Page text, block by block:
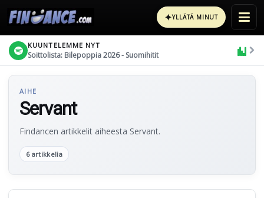
✦YLLÄTÄ MINUT
KUUNTELEMME NYT
Soittolista: Bilepoppia 2026 - Suomihitit
AIHE
Servant
Findancen artikkelit aiheesta Servant.
6 artikkelia